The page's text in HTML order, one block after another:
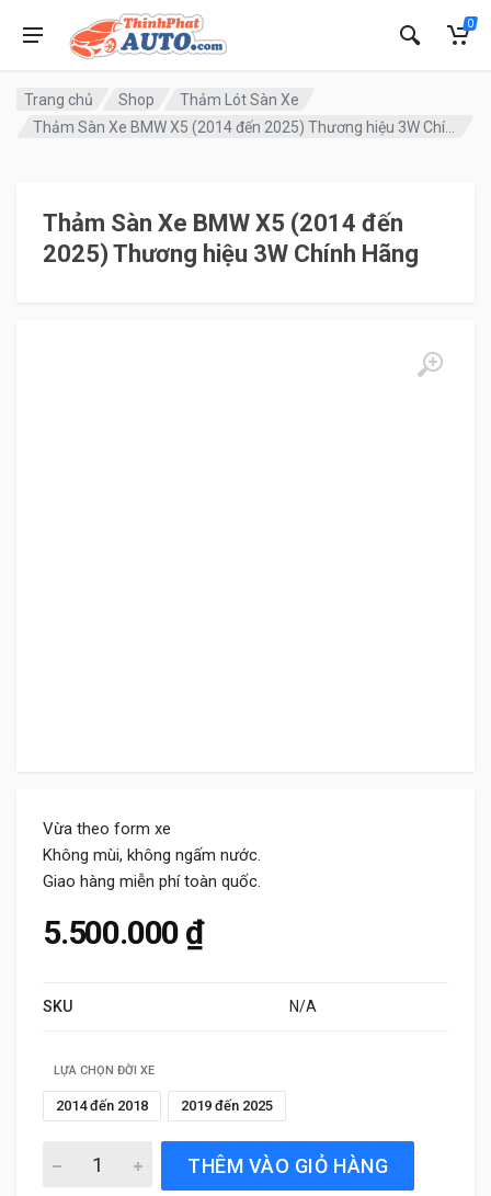
0
Trang chủ Shop
Thảm Lót Sàn Xe
Thảm Sàn Xe BMW X5 (2014 đến 2025) Thương hiệu 3W Chính Hãng
Thảm Sàn Xe BMW X5 (2014 đến
2025) Thương hiệu 3W Chính Hãng
Vừa theo form xe
Không mùi, không ngấm nước.
Giao hàng miễn phí toàn quốc.
5.500.000 ₫
SKU N/A
LỰA CHỌN ĐỜI XE
2014 đến 2018 2019 đến 2025
Thảm Sàn Xe BMW X5 (2014 đến 2025) Thương hiệu
THÊM VÀO GIỎ HÀNG